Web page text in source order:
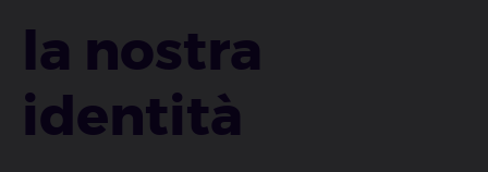
la nostra
identità